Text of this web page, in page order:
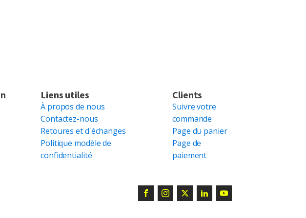
Liens utiles
À propos de nous
Contactez-nous
Retoures et d'échanges
Politique modèle de
confidentialité
Clients
Suivre votre
commande
Page du panier
Page de
paiement